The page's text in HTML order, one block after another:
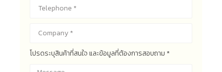
โปรดระบุสินค้าที่สนใจ และข้อมูลที่ต้องการสอบถาม *